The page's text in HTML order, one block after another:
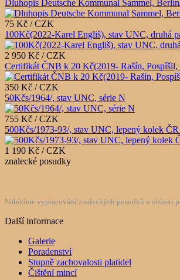
Dluhopis Deutsche Kommunal Sammel,
75 Kč / CZK
100Kč(2022-Karel Engliš), stav UNC, druhá
2 950 Kč / CZK
Certifikát ČNB k 20 Kč(2019- Rašín,
350 Kč / CZK
50Kčs/1964/, stav UNC, série N
755 Kč / CZK
500Kčs/1973-93/, stav UNC, lepený kolek ČR
1 190 Kč / CZK
znalecké posudky
Nabízíme vypracování znaleckých posudků v oblasti
Další informace
Galerie
Poradenství
Stupně zachovalosti platidel
Čištění mincí